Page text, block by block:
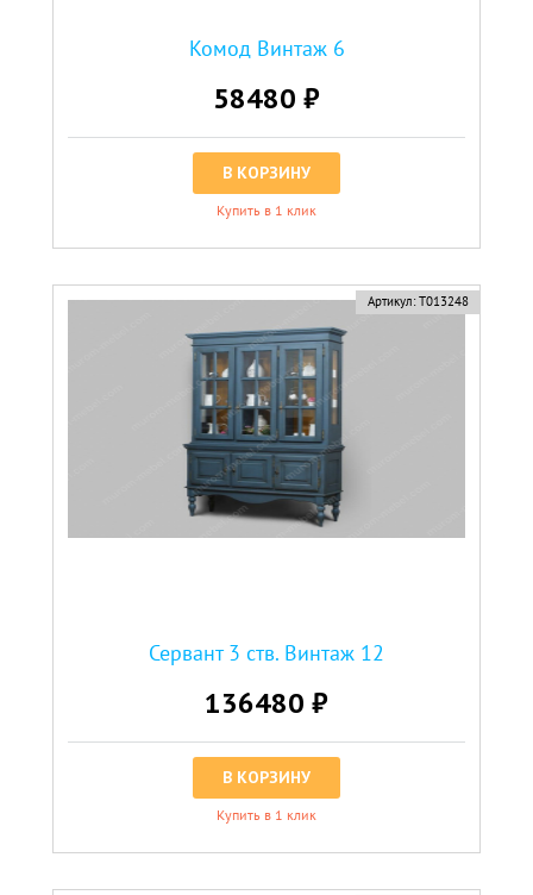
Комод Винтаж 6
58480 ₽
В КОРЗИНУ
Купить в 1 клик
Артикул: Т013248
Сервант 3 ств. Винтаж 12
136480 ₽
В КОРЗИНУ
Купить в 1 клик